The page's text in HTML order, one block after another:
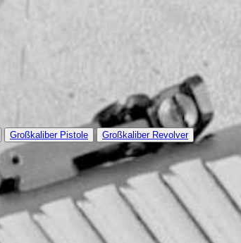
Großkaliber Pistole
Großkaliber Revolver